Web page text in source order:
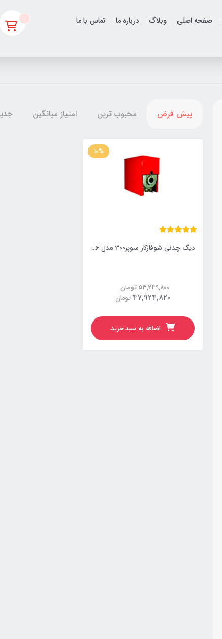
صفحه اصلی وبلاگ درباره ما تماس با ما
پیش فرض محبوب ترین امتیاز میانگین
10%
دیگ چدنی شوفاژکار سوپر300 مدل 6 پره
تومان53,249,800
تومان47,924,820
اضافه به سبد خرید